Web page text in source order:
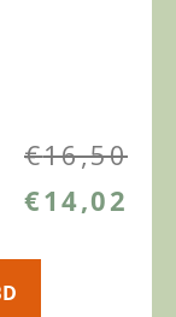
€16,50
€14,02